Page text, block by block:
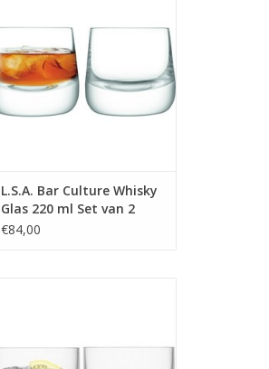
MEER INFO
L.S.A. Bar Culture Whisky
Glas 220 ml Set van 2
Stuks
€84,00